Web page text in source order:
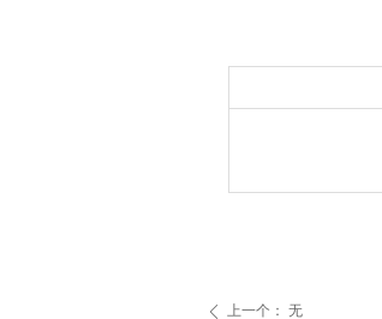
ꄴ 上一个： 无